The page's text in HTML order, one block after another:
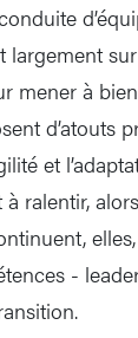
largement
mener à
d’atouts
et
ralentir,
-